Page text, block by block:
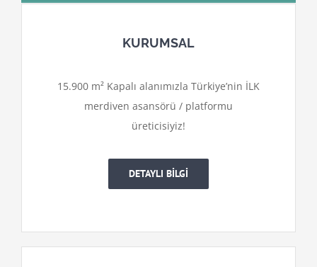
KURUMSAL
15.900 m² Kapalı alanımızla Türkiye’nin İLK
merdiven asansörü / platformu
üreticisiyiz!
DETAYLI BİLGİ